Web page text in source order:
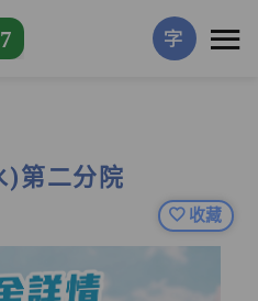
字
)第二分院
收藏